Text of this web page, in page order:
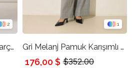
2
Acı-Kahve Çıkarılabilir Parça Detaylı Rahat Kesim Modern Pantolon
1
Gri Melanj Pamuk Karışımlı Belde Düğme Ve Pile Detaylı Cepli Rahat Kesim Pantolon
$352.00
176,00 $